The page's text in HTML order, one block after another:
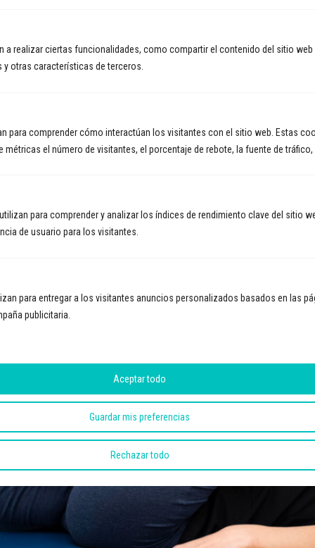
a realizar ciertas funcionalidades, como compartir el contenido del sitio
otras características de terceros.
para comprender cómo interactúan los visitantes con el sitio web. Estas
el número de visitantes, el porcentaje de rebote, la fuente de tráfico,
para comprender y analizar los índices de rendimiento clave del sitio
de usuario para los visitantes.
para entregar a los visitantes anuncios personalizados basados ​​en las
publicitaria.
Rechazar todo
Guardar mis preferencias
Aceptar todo